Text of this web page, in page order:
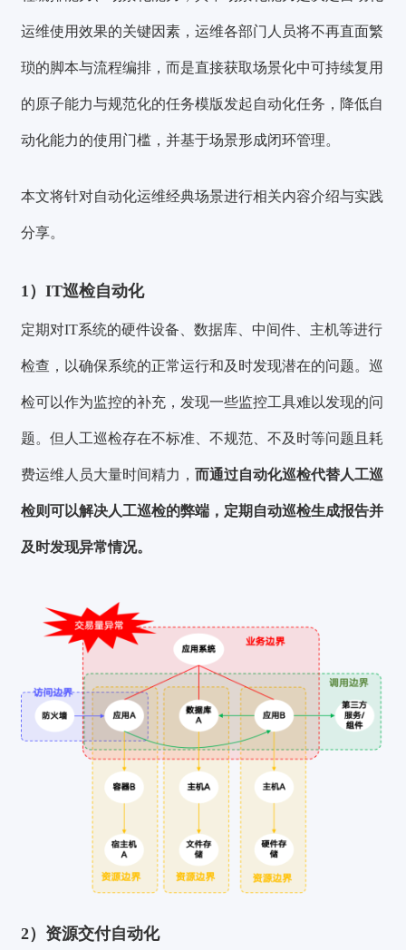
运维使用效果的关键因素，运维各部门人员将不再直面繁
琐的脚本与流程编排，而是直接获取场景化中可持续复用
的原子能力与规范化的任务模版发起自动化任务，降低自
动化能力的使用门槛，并基于场景形成闭环管理。
本文将针对自动化运维经典场景进行相关内容介绍与实践
分享。
1）IT巡检自动化
定期对IT系统的硬件设备、数据库、中间件、主机等进行
检查，以确保系统的正常运行和及时发现潜在的问题。巡
检可以作为监控的补充，发现一些监控工具难以发现的问
题。但人工巡检存在不标准、不规范、不及时等问题且耗
费运维人员大量时间精力，而通过自动化巡检代替人工巡
检则可以解决人工巡检的弊端，定期自动巡检生成报告并
及时发现异常情况。
2）资源交付自动化